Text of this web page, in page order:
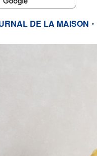
fournie par
DE LA MAISON •